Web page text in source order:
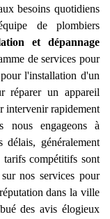
besoins quotidiens
de plombiers
et dépannage
de services pour
l'installation d'un
réparer un appareil
intervenir rapidement
nous engageons à
généralement
compétitifs sont
nos services pour
dans la ville
des avis élogieux